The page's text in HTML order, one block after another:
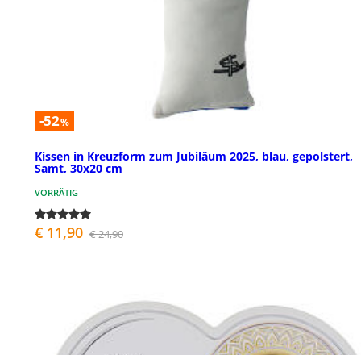
-52%
Kissen in Kreuzform zum Jubiläum 2025, blau, gepolstert,
Samt, 30x20 cm
VORRÄTIG
€ 11,90 € 24,90